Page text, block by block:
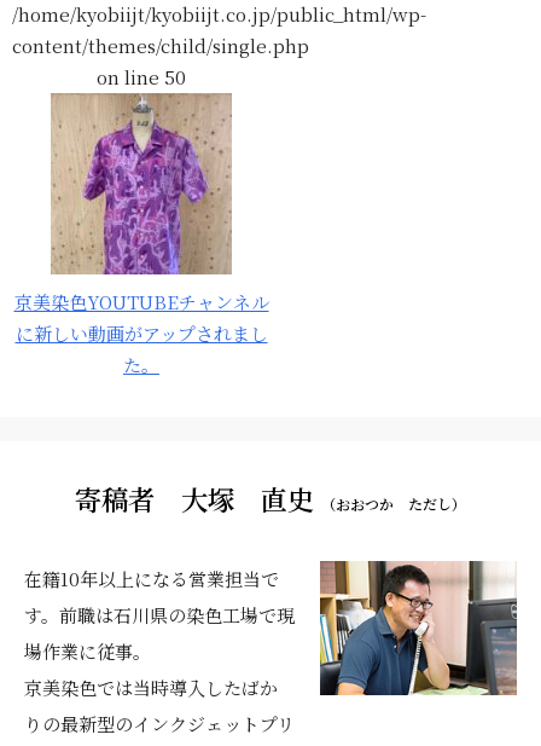
/home/kyobiijt/kyobiijt.co.jp/public_html/wp-
content/themes/child/single.php
on line 50
京美染色YOUTUBEチャンネル
に新しい動画がアップされまし
た。
寄稿者 大塚 直史 （おおつか ただし）
在籍10年以上になる営業担当で
す。前職は石川県の染色工場で現
場作業に従事。
京美染色では当時導入したばか
りの最新型のインクジェットプリ